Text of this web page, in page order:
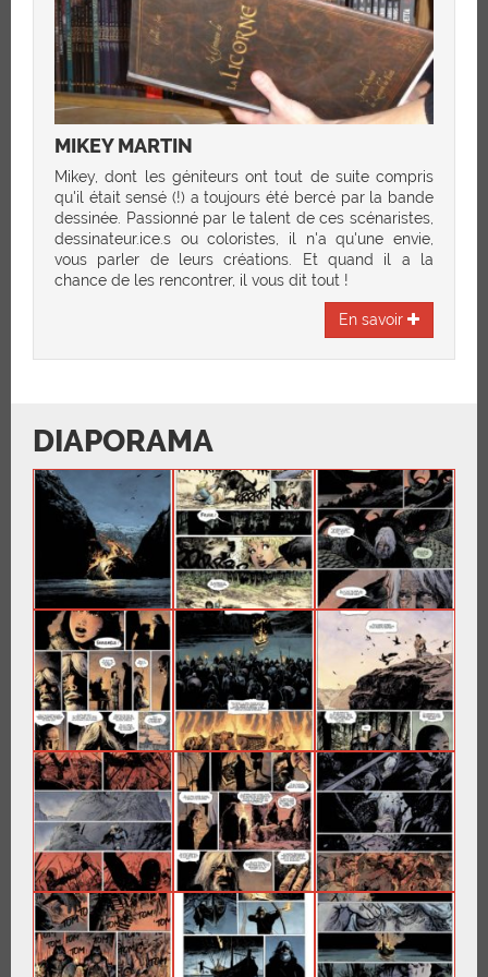
MIKEY MARTIN
Mikey, dont les géniteurs ont tout de suite compris
qu'il était sensé (!) a toujours été bercé par la bande
dessinée. Passionné par le talent de ces scénaristes,
dessinateur.ice.s ou coloristes, il n'a qu'une envie,
vous parler de leurs créations. Et quand il a la
chance de les rencontrer, il vous dit tout !
En savoir
DIAPORAMA